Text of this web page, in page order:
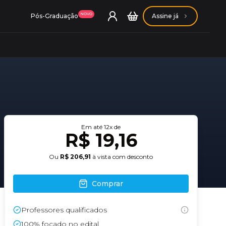
Pós-Graduação NOVO Assine já
Em até 12x de
R$ 19,16
Ou R$ 206,91 à vista com desconto
Comprar
Professores qualificados
100% focado no edital